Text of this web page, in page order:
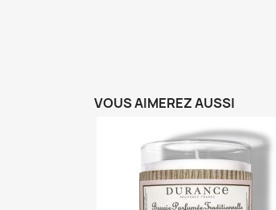
VOUS AIMEREZ AUSSI